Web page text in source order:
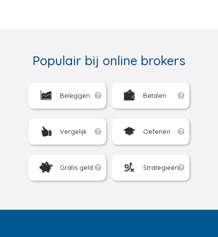
Populair bij online brokers
Beleggen Betalen
Vergelijk Oefenen
Gratis geld Strategieën